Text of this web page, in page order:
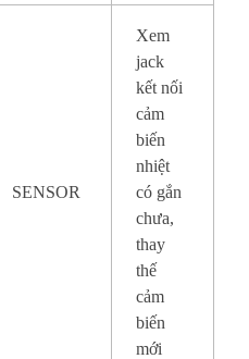
SENSOR
Xem
jack
kết nối
cảm
biến
nhiệt
có gắn
chưa,
thay
thế
cảm
biến
mới